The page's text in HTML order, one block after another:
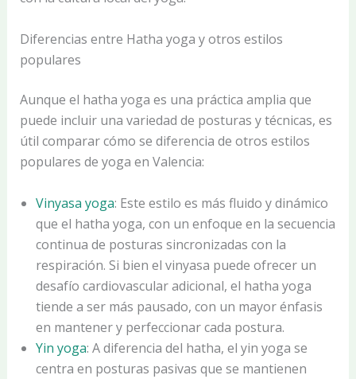
Diferencias entre Hatha yoga y otros estilos
populares
Aunque el hatha yoga es una práctica amplia que
puede incluir una variedad de posturas y técnicas, es
útil comparar cómo se diferencia de otros estilos
populares de yoga en Valencia:
Vinyasa yoga: Este estilo es más fluido y dinámico
que el hatha yoga, con un enfoque en la secuencia
continua de posturas sincronizadas con la
respiración. Si bien el vinyasa puede ofrecer un
desafío cardiovascular adicional, el hatha yoga
tiende a ser más pausado, con un mayor énfasis
en mantener y perfeccionar cada postura.
Yin yoga: A diferencia del hatha, el yin yoga se
centra en posturas pasivas que se mantienen